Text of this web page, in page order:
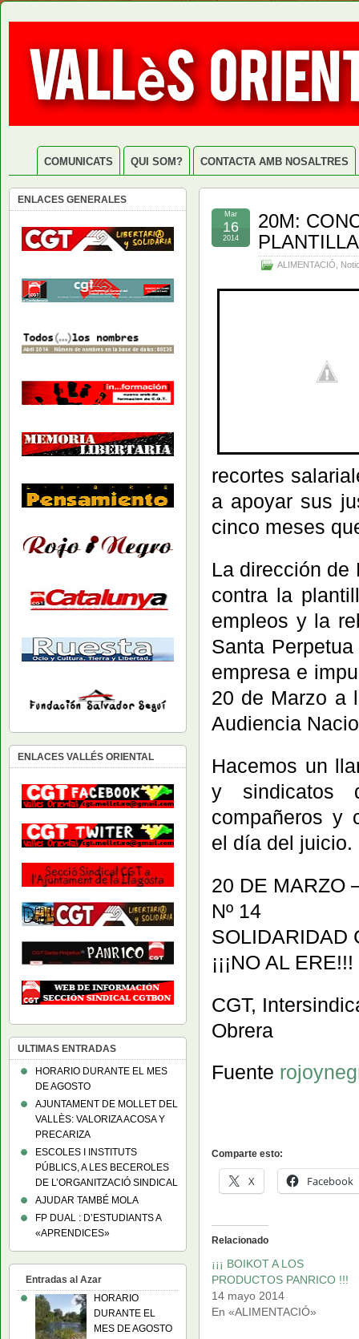
COMUNICATS QUI SOM? CONTACTA AMB NOSALTRES
20M:
ALIMENTACIÓ
Mar
16
2014
recortes
a apoyar sus
cinco meses
La dirección de
contra la
empleos y la
Santa
empresa e
20 de Marzo a
Audiencia
Hacemos un
y sindicatos
compañeros y
el día del juicio.
20 DE MARZO
Nº 14
SOLIDARIDAD
¡¡¡NO AL
CGT,
Obrera
Fuente
Comparte esto:
X Facebook
Relacionado
¡¡¡ BOIKOT A LOS
PRODUCTOS PANRICO !!!
14 mayo 2014
En «ALIMENTACIÓ»
ENLACES GENERALES
ENLACES VALLÉS ORIENTAL
ULTIMAS ENTRADAS
HORARIO DURANTE EL MES
DE AGOSTO
AJUNTAMENT DE MOLLET DEL
VALLÈS: VALORIZA ACOSA Y
PRECARIZA
ESCOLES I INSTITUTS
PÚBLICS, A LES BECEROLES
DE L’ORGANITZACIÓ SINDICAL
AJUDAR TAMBÉ MOLA
FP DUAL : D’ESTUDIANTS A
«APRENDICES»
Entradas al Azar
HORARIO
DURANTE EL
MES DE AGOSTO